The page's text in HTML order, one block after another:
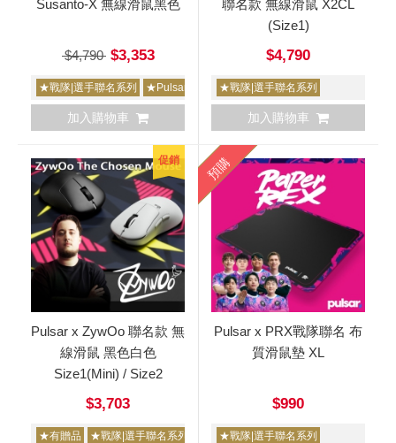
Susanto-X 無線滑鼠黑色
$4,790$3,353
★戰隊|選手聯名系列 ★Pulsar6周年大特價
加入購物車
聯名款 無線滑鼠 X2CL
(Size1)
$4,790
★戰隊|選手聯名系列
加入購物車
促銷
Pulsar x ZywOo 聯名款 無
線滑鼠 黑色白色
Size1(Mini) / Size2
$3,703
★有贈品 ★戰隊|選手聯名系列 ★Pulsar6周年大特價
預購
Pulsar x PRX戰隊聯名 布
質滑鼠墊 XL
$990
★戰隊|選手聯名系列